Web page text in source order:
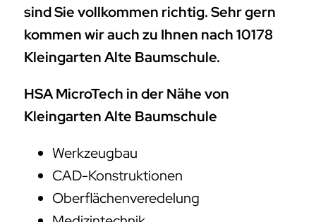
sind Sie vollkommen richtig. Sehr gern
kommen wir auch zu Ihnen nach 10178
Kleingarten Alte Baumschule.
HSA MicroTech in der Nähe von
Kleingarten Alte Baumschule
Werkzeugbau
CAD-Konstruktionen
Oberflächenveredelung